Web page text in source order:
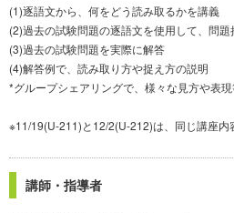
(1)逐語文から、何をどう読み取るかを講義
(2)過去の試験問題の逐語文を使用して、問
(3)過去の試験問題を実際に解答
(4)解答例で、読み取り方や捉え方の説明
*グループシェアリングで、様々な見方や表
※11/19(U-211)と12/2(U-212)は、同じ講座内
講師・指導者